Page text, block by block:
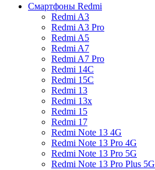
Смартфоны Redmi
Redmi A3
Redmi A3 Pro
Redmi A5
Redmi A7
Redmi A7 Pro
Redmi 14C
Redmi 15C
Redmi 13
Redmi 13x
Redmi 15
Redmi 17
Redmi Note 13 4G
Redmi Note 13 Pro 4G
Redmi Note 13 Pro 5G
Redmi Note 13 Pro Plus 5G